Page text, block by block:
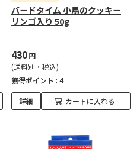
バードタイム 小鳥のクッキー
リンゴ入り 50g
430円
(送料別・税込)
獲得ポイント : 4
詳細 カートに入れる